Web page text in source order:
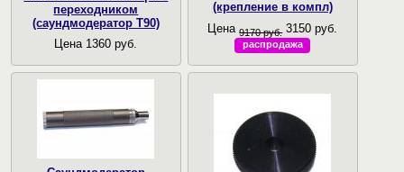
переходником
(саундмодератор Т90)
Цена 1360 руб.
(крепление в компл)
Цена9170 руб. 3150 руб.
распродажа